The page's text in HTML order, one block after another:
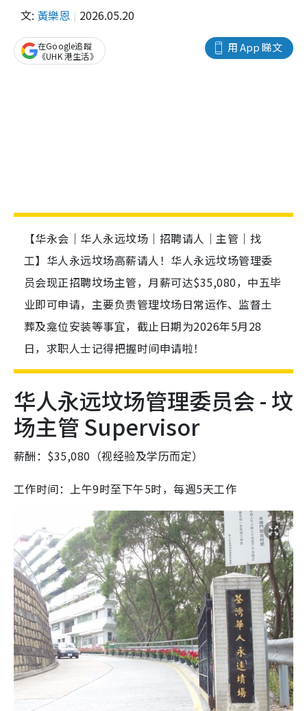
文: 黃樂恩 2026.05.20
用 App 睇文
在Google追蹤
《UHK 港生活》
【华永会｜华人永远坟场｜招聘请人｜主管｜找
工】华人永远坟场高薪请人！华人永远坟场管理委
员会现正招聘坟场主管，月薪可达$35,080，中五毕
业即可申请，主要负责管理坟场日常运作、监督土
葬及龛位安装等事宜，截止日期为2026年5月28
日，求职人士记得把握时间申请啦！
华人永远坟场管理委员会 - 坟
场主管 Supervisor
薪酬：$35,080（视经验及学历而定）
工作时间：上午9时至下午5时，每週5天工作